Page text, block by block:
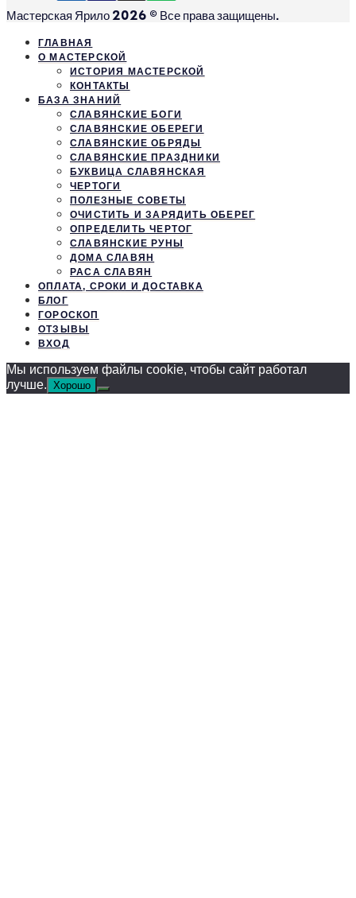
Мастерская Ярило 2026 © Все права защищены.
ГЛАВНАЯ
О МАСТЕРСКОЙ
ИСТОРИЯ МАСТЕРСКОЙ
КОНТАКТЫ
БАЗА ЗНАНИЙ
СЛАВЯНСКИЕ БОГИ
СЛАВЯНСКИЕ ОБЕРЕГИ
СЛАВЯНСКИЕ ОБРЯДЫ
СЛАВЯНСКИЕ ПРАЗДНИКИ
БУКВИЦА СЛАВЯНСКАЯ
ЧЕРТОГИ
ПОЛЕЗНЫЕ СОВЕТЫ
ОЧИСТИТЬ И ЗАРЯДИТЬ ОБЕРЕГ
ОПРЕДЕЛИТЬ ЧЕРТОГ
СЛАВЯНСКИЕ РУНЫ
ДОМА СЛАВЯН
РАСА СЛАВЯН
ОПЛАТА, СРОКИ И ДОСТАВКА
БЛОГ
ГОРОСКОП
ОТЗЫВЫ
ВХОД
Мы используем файлы cookie, чтобы сайт работал
лучше. Хорошо